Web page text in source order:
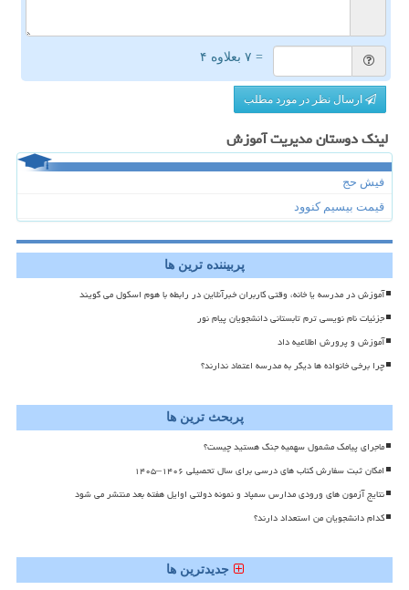
= ۷ بعلاوه ۴
ارسال نظر در مورد مطلب
لینک دوستان مدیریت آموزش
فیش حج
قیمت بیسیم کنوود
پربیننده ترین ها
آموزش در مدرسه یا خانه، وقتی کاربران خبرآنلاین در رابطه با هوم اسکول می گویند
جزئیات نام نویسی ترم تابستانی دانشجویان پیام نور
آموزش و پرورش اطلاعیه داد
چرا برخی خانواده ها دیگر به مدرسه اعتماد ندارند؟
پربحث ترین ها
ماجرای پیامک مشمول سهمیه جنگ هستید چیست؟
امکان ثبت سفارش کتاب های درسی برای سال تحصیلی ۱۴۰۶–۱۴۰۵
نتایج آزمون های ورودی مدارس سمپاد و نمونه دولتی اوایل هفته بعد منتشر می شود
کدام دانشجویان من استعداد دارند؟
جدیدترین ها